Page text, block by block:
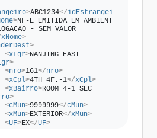
>ABC1234</idEstrangeiro
>NF-E EMITIDA EM AMBIENTE
- SEM VALOR
xNome>
>
<xLgr>NANJING EAST
>
<nro>161</nro>
<xCpl>4TH 4F.-1</xCpl>
<xBairro>ROOM 4-1 SEC
>
<cMun>9999999</cMun>
<xMun>EXTERIOR</xMun>
<UF>EX</UF>